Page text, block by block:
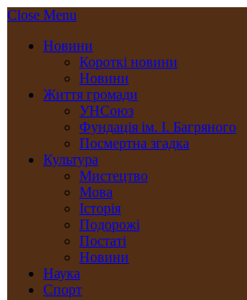
Close Menu
Новини
Короткі новини
Новини
Життя громади
УНСоюз
Фундація ім. І. Багряного
Посмертна згадка
Культура
Мистецтво
Мова
Історія
Подорожі
Постаті
Новини
Наука
Спорт